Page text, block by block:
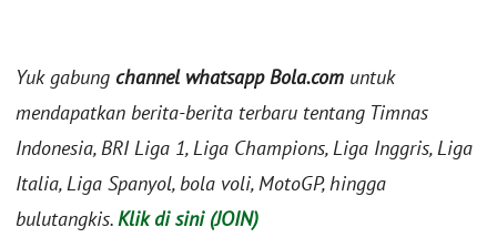
Yuk gabung channel whatsapp Bola.com untuk
mendapatkan berita-berita terbaru tentang Timnas
Indonesia, BRI Liga 1, Liga Champions, Liga Inggris, Liga
Italia, Liga Spanyol, bola voli, MotoGP, hingga
bulutangkis.Klik di sini (JOIN)